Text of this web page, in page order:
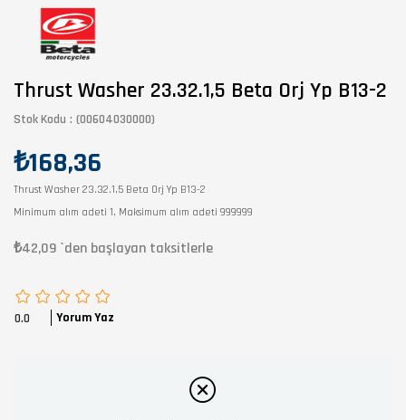
Thrust Washer 23.32.1,5 Beta Orj Yp B13-2
Stok Kodu (00604030000)
₺168,36
Thrust Washer 23.32.1,5 Beta Orj Yp B13-2
Minimum alım adeti 1, Maksimum alım adeti 999999
₺42,09 `den başlayan taksitlerle
0.0 Yorum Yaz